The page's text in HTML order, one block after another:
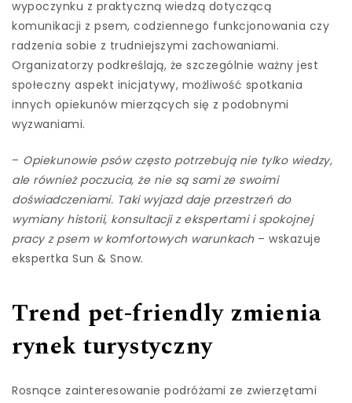
wypoczynku z praktyczną wiedzą dotyczącą
komunikacji z psem, codziennego funkcjonowania czy
radzenia sobie z trudniejszymi zachowaniami.
Organizatorzy podkreślają, że szczególnie ważny jest
społeczny aspekt inicjatywy, możliwość spotkania
innych opiekunów mierzących się z podobnymi
wyzwaniami.
– Opiekunowie psów często potrzebują nie tylko wiedzy,
ale również poczucia, że nie są sami ze swoimi
doświadczeniami. Taki wyjazd daje przestrzeń do
wymiany historii, konsultacji z ekspertami i spokojnej
pracy z psem w komfortowych warunkach– wskazuje
ekspertka Sun & Snow.
Trend pet-friendly zmienia
rynek turystyczny
Rosnące zainteresowanie podróżami ze zwierzętami